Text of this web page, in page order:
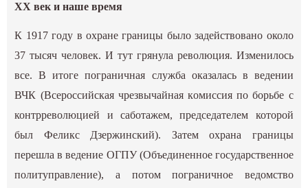
XX век и наше время
К 1917 году в охране границы было задействовано около
37 тысяч человек. И тут грянула революция. Изменилось
все. В итоге пограничная служба оказалась в ведении
ВЧК (Всероссийская чрезвычайная комиссия по борьбе с
контрреволюцией и саботажем, председателем которой
был Феликс Дзержинский). Затем охрана границы
перешла в ведение ОГПУ (Объединенное государственное
политуправление), а потом пограничное ведомство